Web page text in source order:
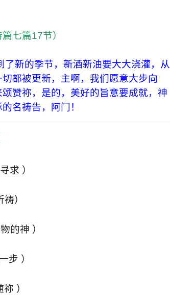
七篇17节）
新的季节，新酒新油要大大浇灌，从
都被更新，主啊，我们愿意大步向
赞祢，是的，美好的旨意要成就，神
名祷告，阿门！
求 ）
）
的神 ）
步 ）
）